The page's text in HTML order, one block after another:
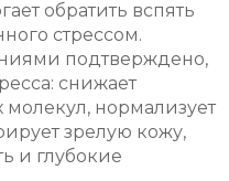
обратить вспять
стрессом.
подтверждено,
снижает
молекул, нормализует
зрелую кожу,
и глубокие